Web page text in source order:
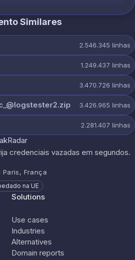
Similares
2.546.345 linhas
1.249.437 linhas
3.470.726 linhas
3.426.965 linhas
2.281.407 linhas
credenciais vazadas em segundos.
Paris, França
na UE
Solutions
Use cases
Industries
Alternatives
Domain reports